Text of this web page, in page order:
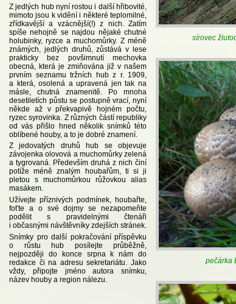
sírovec
pečárka
Z jedlých hub nyní rostou i další hřibovité,
mimoto jsou k vidění i některé teplomilné,
zřídkavější a vzácnější(!) z nich. Zatím
spíše nehojně se najdou nějaké chutné
holubinky, ryzce a muchomůrky. Z méně
známých, jedlých druhů, zůstává v lese
prakticky bez povšimnutí mechovka
obecná, která je zmiňována již v našem
prvním seznamu tržních hub z r. 1909,
a která, osolená a upravená jen tak na
másle, chutná znamenitě. Po mnoha
desetiletích půstu se postupně vrací, nyní
někde až v překvapivě hojném počtu,
ryzec syrovinka. Z různých částí republiky
od vás přišlo hned několik snímků této
oblíbené houby, a to je dobré znamení.
Z jedovatých druhů hub se objevuje
závojenka olovová a muchomůrky zelená
a tygrovaná. Především druhá z nich činí
potíže méně znalým houbařům, ti si ji
pletou s muchomůrkou růžovkou alias
masákem.
Užívejte příznivých podmínek, houbařte,
foťte a o své dojmy se nezapomeňte
podělit s pravidelnými čtenáři
i občasnými návštěvníky zdejších stránek.
Snímky pro další pokračování příspěvku
o růstu hub posílejte průběžně,
nejpozději do konce srpna k nám do
redakce či na adresu sekretariátu. Jako
vždy, připojte jméno autora snímku,
název houby a region nálezu.